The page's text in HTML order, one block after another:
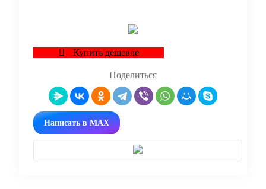
Купить дешевле
Поделиться
Написать в MAX